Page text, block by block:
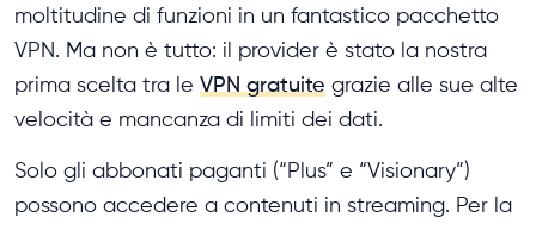
moltitudine di funzioni in un fantastico pacchetto
VPN. Ma non è tutto: il provider è stato la nostra
prima scelta tra le VPN gratuite grazie alle sue alte
velocità e mancanza di limiti dei dati.
Solo gli abbonati paganti (“Plus” e “Visionary”)
possono accedere a contenuti in streaming. Per la